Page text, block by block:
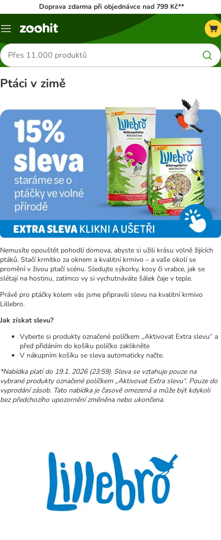
Doprava zdarma při objednávce nad 799 Kč**
Menu
Hledat
produkty
Ptáci v zimě
Nemusíte opouštět pohodlí domova, abyste si užili krásu volně žijících
ptáků. Stačí krmítko za oknem a kvalitní krmivo – a vaše okolí se
promění v živou ptačí scénu. Sledujte sýkorky, kosy či vrabce, jak se
slétají na hostinu, zatímco vy si vychutnáváte šálek čaje v teple.
Právě pro ptáčky kolem vás jsme připravili slevu na kvalitní krmivo
Lillebro.
Jak získat slevu?
Vyberte si produkty označené políčkem „Aktivovat Extra slevu“ a
před přidáním do košíku políčko zaklikněte
V nákupním košíku se sleva automaticky načte.
*Nabídka platí do 19.1. 2026 (23:59). Sleva se vztahuje pouze na
vybrané produkty označené políčkem „Aktivovat Extra slevu“. Pouze do
vyprodání zásob. Tato nabídka je časově omezená a může být kdykoli
bez předchozího upozornění změněna nebo ukončena.